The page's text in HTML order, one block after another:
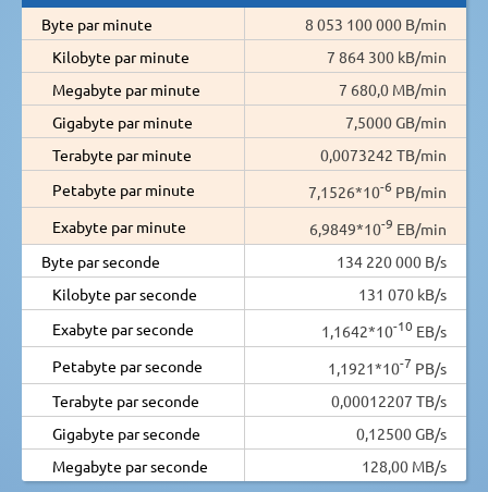
Byte par minute
8 053 100 000 B/min
Kilobyte par minute
7 864 300 kB/min
Megabyte par minute
7 680,0 MB/min
Gigabyte par minute
7,5000 GB/min
Terabyte par minute
0,0073242 TB/min
Petabyte par minute
7,1526*10-6 PB/min
Exabyte par minute
6,9849*10-9 EB/min
Byte par seconde
134 220 000 B/s
Kilobyte par seconde
131 070 kB/s
Exabyte par seconde
1,1642*10-10 EB/s
Petabyte par seconde
1,1921*10-7 PB/s
Terabyte par seconde
0,00012207 TB/s
Gigabyte par seconde
0,12500 GB/s
Megabyte par seconde
128,00 MB/s